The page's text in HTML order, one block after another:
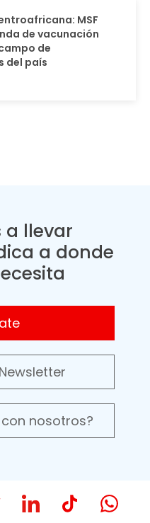
MSF
de vacunación
de
del país
a llevar
a donde
nosotros?